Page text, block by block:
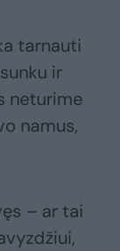
tarnauti
ir
neturime
namus,
– ar tai